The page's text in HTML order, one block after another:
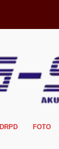
DRPD FOTO